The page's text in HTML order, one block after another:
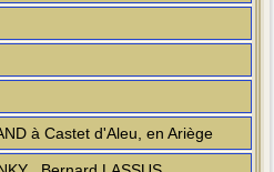
à Castet d'Aleu, en Ariège